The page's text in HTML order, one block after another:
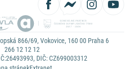
866/69, Vokovice, 160 00 Praha 6
266 12 12 12
DIČ: CZ699003312